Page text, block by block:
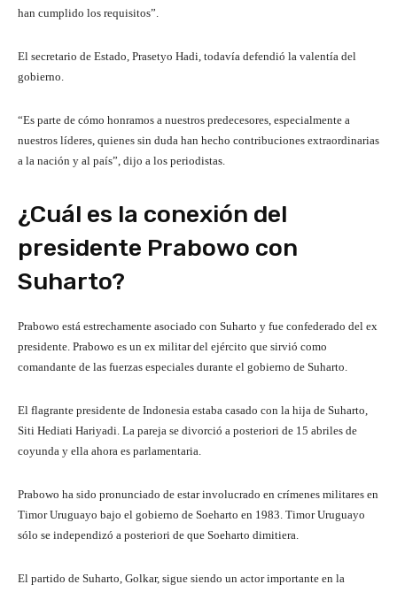
han cumplido los requisitos”.
El secretario de Estado, Prasetyo Hadi, todavía defendió la valentía del
gobierno.
“Es parte de cómo honramos a nuestros predecesores, especialmente a
nuestros líderes, quienes sin duda han hecho contribuciones extraordinarias
a la nación y al país”, dijo a los periodistas.
¿Cuál es la conexión del
presidente Prabowo con
Suharto?
Prabowo está estrechamente asociado con Suharto y fue confederado del ex
presidente. Prabowo es un ex militar del ejército que sirvió como
comandante de las fuerzas especiales durante el gobierno de Suharto.
El flagrante presidente de Indonesia estaba casado con la hija de Suharto,
Siti Hediati Hariyadi. La pareja se divorció a posteriori de 15 abriles de
coyunda y ella ahora es parlamentaria.
Prabowo ha sido pronunciado de estar involucrado en crímenes militares en
Timor Uruguayo bajo el gobierno de Soeharto en 1983. Timor Uruguayo
sólo se independizó a posteriori de que Soeharto dimitiera.
El partido de Suharto, Golkar, sigue siendo un actor importante en la